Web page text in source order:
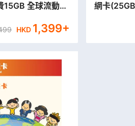
全球流動數
HKD 1,399+
網卡